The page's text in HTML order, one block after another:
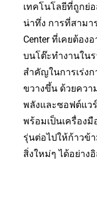
เทคโนโลยีที่ถูกย่
น่าทึ่ง การที่สามา
Center ที่เคยต้อง
บนโต๊ะทำงานใน
สำคัญในการเร่ง
ขวางขึ้น ด้วยควา
พลังและซอฟต์แว
พร้อมเป็นเครื่อง
รุ่นต่อไปให้ก้าวข้
สิ่งใหม่ๆ ได้อย่าง